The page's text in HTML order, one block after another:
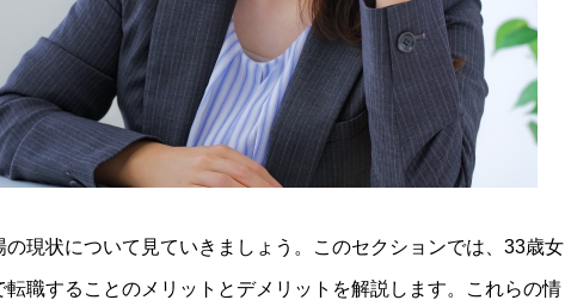
現状について見ていきましょう。このセクションでは、33歳女
職することのメリットとデメリットを解説します。これらの情